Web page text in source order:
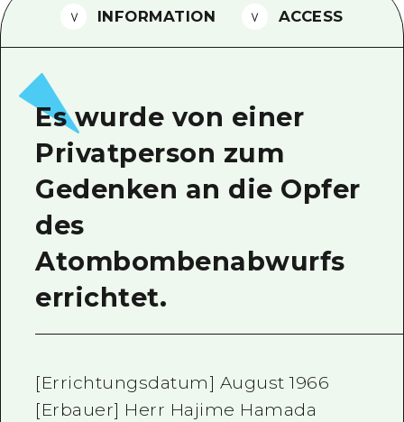
Ein freiwilliger Führer
Transportinformationen bei
INFORMATION ACCESS
Es wurde von einer
Privatperson zum
Gedenken an die Opfer
des
Atombombenabwurfs
errichtet.
[Errichtungsdatum] August 1966
[Erbauer] Herr Hajime Hamada